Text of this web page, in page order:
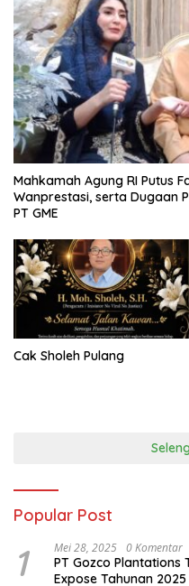
Mahkamah Agung RI Putus
Wanprestasi, serta Dugaan
PT GME
Cak Sholeh Pulang
Popular Post
1 Mei 28, 2025 0 Komentar
PT Gozco Plantations
Expose Tahunan 2025